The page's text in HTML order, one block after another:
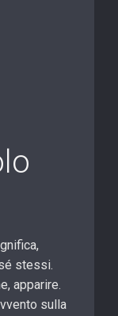
stessi.
apparire.
sulla